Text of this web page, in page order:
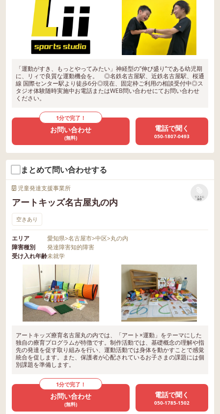
「運動がすき、もっとやってみたい」神経型の”伸び盛り”である幼児期
に、リィで良質な運動機会を。 ◎名鉄名古屋駅、近鉄名古屋駅、桜通
線 国際センター駅より徒歩6分◎現在、固定枠ご利用の相談受付中◎ス
タジオ体験随時実施中お電話またはWEB問い合わせにてお問い合わせ
ください。
1分で完了！
お問い合わせ
(無料)
電話で聞く
050-1807-0493
まとめて問い合わせする
児童発達支援事業所
アートキッズ名古屋丸の内
リストに
保存
空きあり
エリア 愛知県>名古屋市>中区>丸の内
障害種別
発達障害知的障害
受け入れ年齢未就学
アートキッズ療育名古屋丸の内では、「アート×運動」をテーマにした
独自の療育プログラムが特徴です。制作活動では、基礎概念の理解や指
先の発達を促す取り組みを行い、運動活動では身体を動かすことで感覚
統合を促します。また、保護者が心配されているお子さまの課題には個
別課題を準備します。
1分で完了！
お問い合わせ
(無料)
電話で聞く
050-1785-1502